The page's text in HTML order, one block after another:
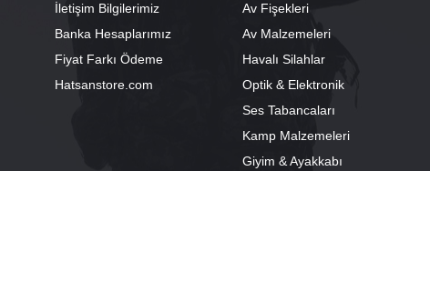
İletişim Bilgilerimiz
Banka Hesaplarımız
Fiyat Farkı Ödeme
Hatsanstore.com
Av Fişekleri
Av Malzemeleri
Havalı Silahlar
Optik & Elektronik
Ses Tabancaları
Kamp Malzemeleri
Giyim & Ayakkabı